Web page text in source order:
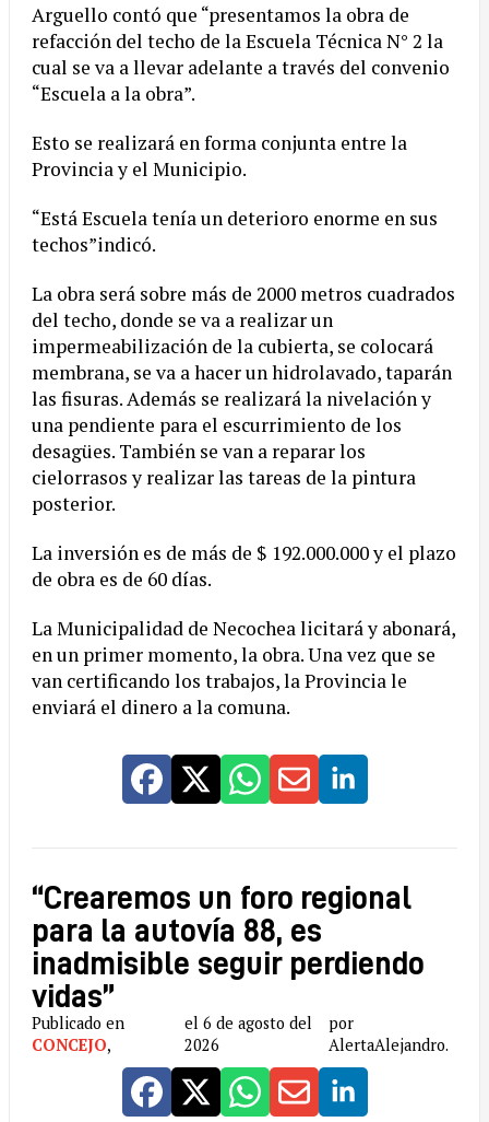
Arguello contó que “presentamos la obra de
refacción del techo de la Escuela Técnica N° 2 la
cual se va a llevar adelante a través del convenio
“Escuela a la obra”.
Esto se realizará en forma conjunta entre la
Provincia y el Municipio.
“Está Escuela tenía un deterioro enorme en sus
techos”indicó.
La obra será sobre más de 2000 metros cuadrados
del techo, donde se va a realizar un
impermeabilización de la cubierta, se colocará
membrana, se va a hacer un hidrolavado, taparán
las fisuras. Además se realizará la nivelación y
una pendiente para el escurrimiento de los
desagües. También se van a reparar los
cielorrasos y realizar las tareas de la pintura
posterior.
La inversión es de más de $ 192.000.000 y el plazo
de obra es de 60 días.
La Municipalidad de Necochea licitará y abonará,
en un primer momento, la obra. Una vez que se
van certificando los trabajos, la Provincia le
enviará el dinero a la comuna.
“Crearemos un foro regional
para la autovía 88, es
inadmisible seguir perdiendo
vidas”
Publicado en
CONCEJO,
el 6 de agosto del
2026
por
AlertaAlejandro.